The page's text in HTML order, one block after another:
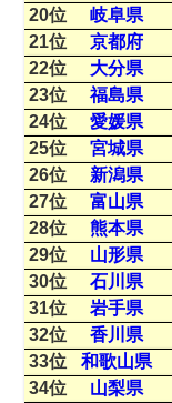
20位
岐阜県
21位
京都府
22位
大分県
23位
福島県
24位
愛媛県
25位
宮城県
26位
新潟県
27位
富山県
28位
熊本県
29位
山形県
30位
石川県
31位
岩手県
32位
香川県
33位
和歌山県
34位
山梨県